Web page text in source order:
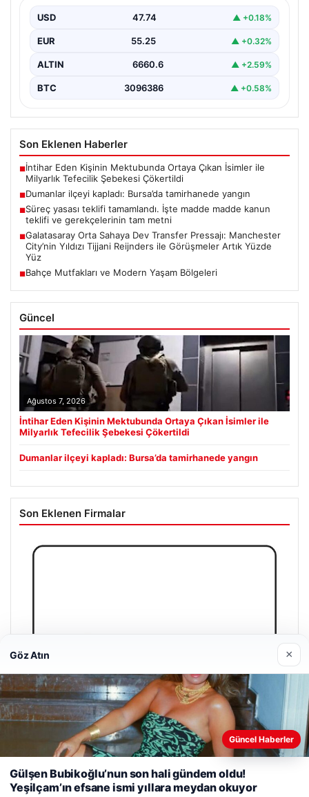
Yüzde Yüz
Galatasaray, yeni sezon için olası transfer planlarında
orta saha bölgesine güçlü bir takviye yapma…
USD 47.74 ▲ +0.18%
EUR 55.25 ▲ +0.32%
ALTIN 6660.6 ▲ +2.59%
BTC 3096386 ▲ +0.58%
Son Eklenen Haberler
■İntihar Eden Kişinin Mektubunda Ortaya Çıkan İsimler ile
Milyarlık Tefecilik Şebekesi Çökertildi
■Dumanlar ilçeyi kapladı: Bursa’da tamirhanede yangın
■Süreç yasası teklifi tamamlandı. İşte madde madde kanun
teklifi ve gerekçelerinin tam metni
■Galatasaray Orta Sahaya Dev Transfer Pressajı: Manchester
City’nin Yıldızı Tijjani Reijnders ile Görüşmeler Artık Yüzde
Yüz
■Bahçe Mutfakları ve Modern Yaşam Bölgeleri
Güncel
Ağustos 7, 2026
İntihar Eden Kişinin Mektubunda Ortaya Çıkan İsimler ile
Milyarlık Tefecilik Şebekesi Çökertildi
Dumanlar ilçeyi kapladı: Bursa’da tamirhanede yangın
Son Eklenen Firmalar
Web sitemizi nasıl kullandığınızı daha iyi anlayabilmek,
deneyiminizi kişiselleştirmek ve geliştirmek amacıyla çerezler
kullanıyoruz. Çerez Politikamız
Reddet Kabul Et
Göz Atın ×
Güncel Haberler
Gülşen Bubikoğlu’nun son hali gündem oldu!
Yeşilçam’ın efsane ismi yıllara meydan okuyor